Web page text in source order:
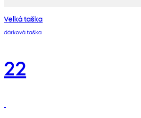
Velká taška
dárková taška
22